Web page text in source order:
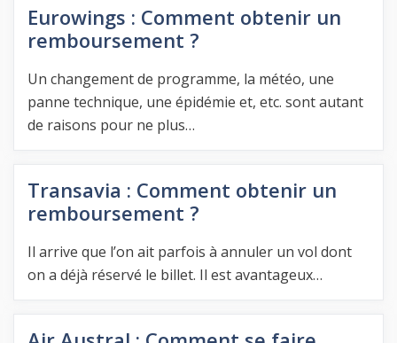
Eurowings : Comment obtenir un
remboursement ?
Un changement de programme, la météo, une
panne technique, une épidémie et, etc. sont autant
de raisons pour ne plus…
Transavia : Comment obtenir un
remboursement ?
Il arrive que l’on ait parfois à annuler un vol dont
on a déjà réservé le billet. Il est avantageux…